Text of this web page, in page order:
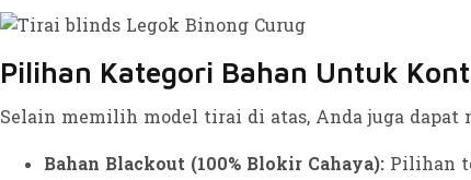
Pilihan Kategori Bahan Untuk
Selain memilih model tirai di atas, Anda juga dapat
Bahan Blackout (100% Blokir Cahaya): Pilihan